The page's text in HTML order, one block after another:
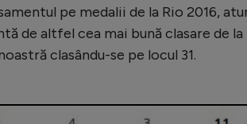
pe medalii de la Rio 2016,
de altfel cea mai bună clasare de la
clasându-se pe locul 31.